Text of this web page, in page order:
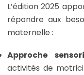
L’édition 2025
répondre aux
maternelle :
Approche
activités de